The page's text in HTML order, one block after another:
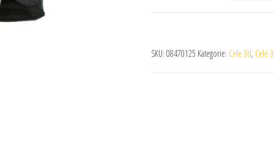
SKU: 08470125 Kategorie: Cele 3d, Cele